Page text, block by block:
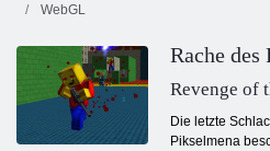
WebGL
Rache des
Revenge of
Die letzte
Pikselmena